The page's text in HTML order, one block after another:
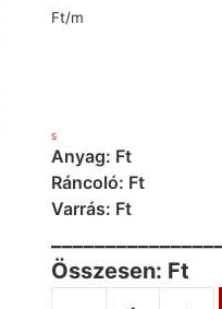
Ft/m
S
Anyag: Ft
Ráncoló: Ft
Varrás: Ft
Összesen: Ft